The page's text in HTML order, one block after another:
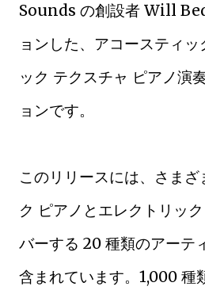
Sounds の創設者 Will
ョンした、アコースティッ
ック テクスチャ ピアノ演
ョンです。
このリリースには、さま
ク ピアノとエレクトリッ
バーする 20 種類のアーテ
含まれています。1,000 種